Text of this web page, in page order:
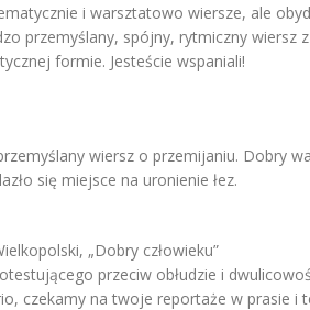
i warsztatowo wiersze, ale
przemyślany, spójny, rytmiczny
formie. Jesteście wspaniali!
wiersz o przemijaniu. Dobry
się miejsce na uronienie łez.
„Dobry człowieku”
przeciw obłudzie i
czekamy na twoje reportaże w prasie i